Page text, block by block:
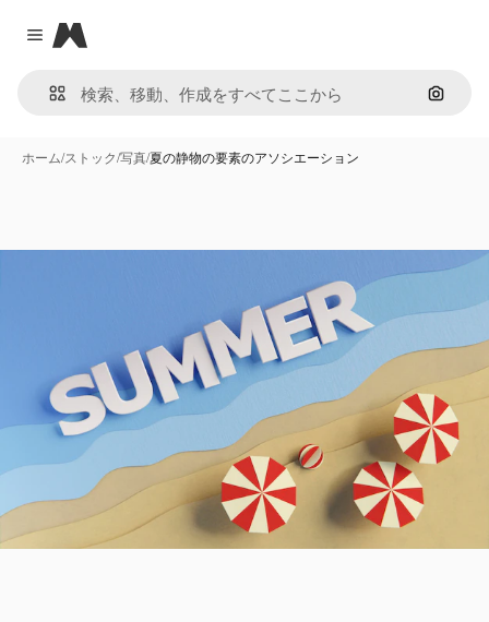
Close menu
Magnific
画像で
ホーム/ストック/写真/夏の静物の要素のアソシエーション